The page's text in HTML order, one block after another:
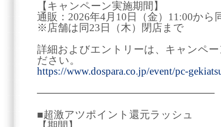
【キャンペーン実施期間】
通販：2026年4月10日（金）11:00から
※店舗は同23日（木）閉店まで
詳細およびエントリーは、キャンペ
ださい。
https://www.dospara.co.jp/event/pc-
────────────────────────
■超激アツポイント還元ラッシュ